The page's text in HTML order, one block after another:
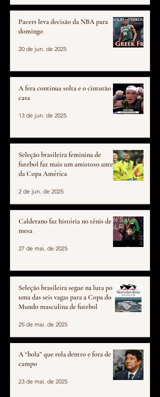
Pacers leva decisão da NBA para
domingo
20 de jun. de 2025
A fera continua solta e o cinturão em
casa
13 de jun. de 2025
Seleção brasileira feminina de
futebol faz mais um amistoso antes
da Copa América
2 de jun. de 2025
Calderano faz história no tênis de
mesa
27 de mai. de 2025
Seleção brasileira segue na luta por
uma das seis vagas para a Copa do
Mundo masculina de futebol
25 de mai. de 2025
A “bola” que rola dentro e fora de
campo
23 de mai. de 2025